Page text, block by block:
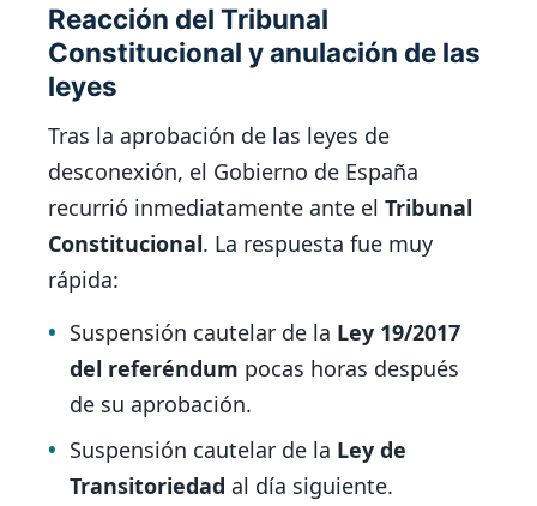
Reacción del Tribunal
Constitucional y anulación de las
leyes
Tras la aprobación de las leyes de
desconexión, el Gobierno de España
recurrió inmediatamente ante el Tribunal
Constitucional. La respuesta fue muy
rápida:
Suspensión cautelar de la Ley 19/2017
del referéndum pocas horas después
de su aprobación.
Suspensión cautelar de la Ley de
Transitoriedad al día siguiente.